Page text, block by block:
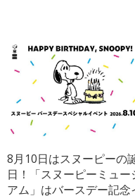
8月10日はスヌーピーの
日！「スヌーピーミュー
アム」はバースデー記念